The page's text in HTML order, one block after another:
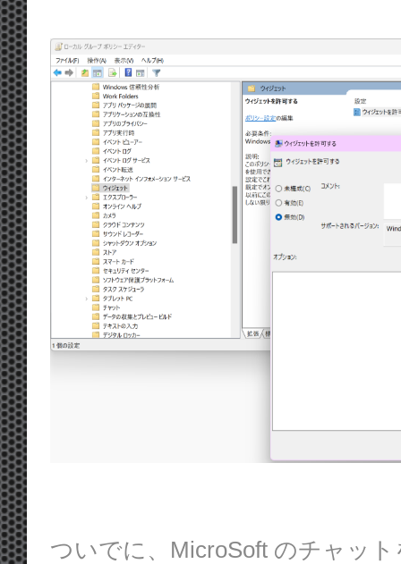
ついでに、MicroSoft のチャッ